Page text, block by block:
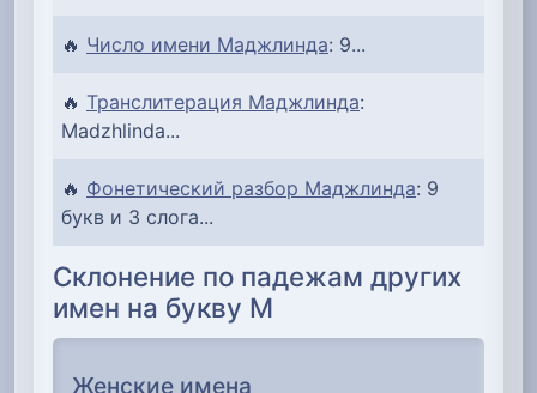
🔥 Число имени Маджлинда: 9...
🔥 Транслитерация Маджлинда:
Madzhlinda...
🔥 Фонетический разбор Маджлинда: 9
букв и 3 слога...
Склонение по падежам других
имен на букву М
Женские имена